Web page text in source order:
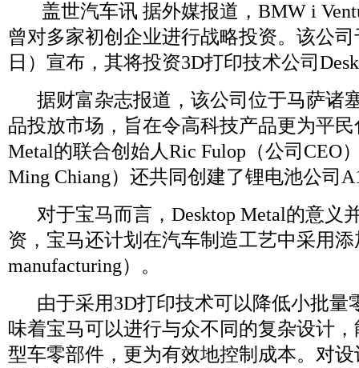
盖世汽车讯 据外媒报道，BMW i
曾对多家初创企业进行战略投资。该公司
日）宣布，其将投资3D打印技术公司
据财富杂志报道，该公司位于马萨诸
品投放市场，旨在令高科技产品更为平民
Metal的联合创始人Ric Fulop（公司CEO
Ming Chiang）还共同创建了锂电池公司
对于宝马而言，Desktop Metal的意义
资，宝马还计划在汽车制造工艺中采用
manufacturing）。
由于采用3D打印技术可以降低小批量
味着宝马可以进行与众不同的复杂设计
型车零部件，更为有效地控制成本。对